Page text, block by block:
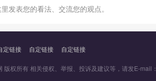
发表您的看法、交流您的观点。
定链接 自定链接 自定链接
权所有 相关侵权、举报、投诉及建议等，请发E-mail：